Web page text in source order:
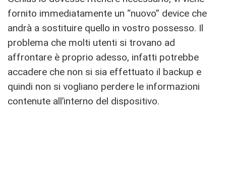
fornito immediatamente un “nuovo” device che
andrà a sostituire quello in vostro possesso. Il
problema che molti utenti si trovano ad
affrontare è proprio adesso, infatti potrebbe
accadere che non si sia effettuato il backup e
quindi non si vogliano perdere le informazioni
contenute all’interno del dispositivo.